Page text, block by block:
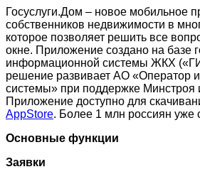
Госуслуги.Дом – новое мобильное
собственников недвижимости в
которое позволяет решить все
окне. Приложение создано на базе
информационной системы ЖКХ
решение развивает АО «Оператор
системы» при поддержке
Приложение доступно для
AppStore. Более 1 млн россиян уже
Основные функции
Заявки